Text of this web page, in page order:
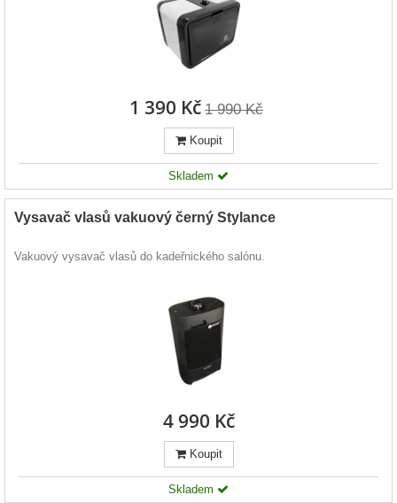
1 390 Kč 1 990 Kč
Koupit
Skladem
Vysavač vlasů vakuový černý Stylance
Vakuový vysavač vlasů do kadeřnického salónu.
4 990 Kč
Koupit
Skladem